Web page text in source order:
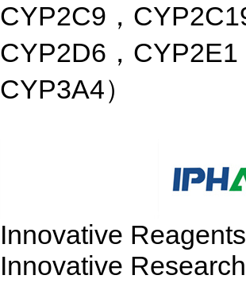
CYP2C9，
CYP2D6，CYP2E1
CYP3A4）
Innovative
Innovative Research